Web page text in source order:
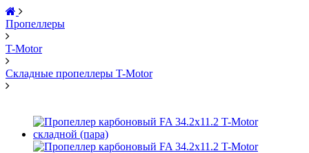
Пропеллеры
T-Motor
Складные пропеллеры T-Motor